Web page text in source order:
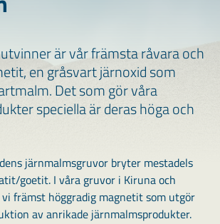
är vår främsta råvara och
en gråsvart järnoxid som
Det som gör våra
speciella är deras höga och
järnmalmsgruvor bryter mestadels
goetit. I våra gruvor i Kiruna och
främst höggradig magnetit som utgör
av anrikade järnmalmsprodukter.